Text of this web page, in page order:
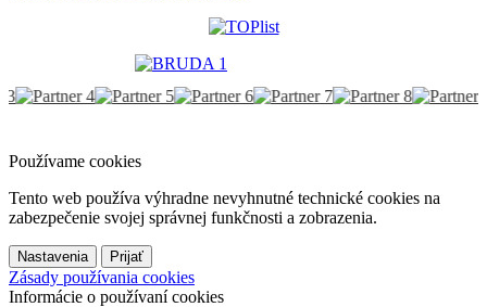
Používame cookies
Tento web používa výhradne nevyhnutné technické cookies na
zabezpečenie svojej správnej funkčnosti a zobrazenia.
Nastavenia Prijať
Zásady používania cookies
Informácie o používaní cookies